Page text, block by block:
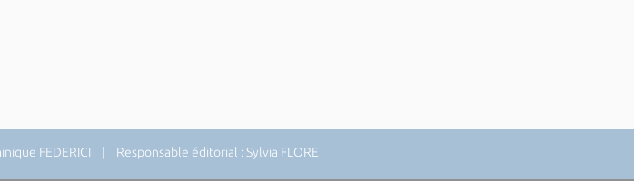
FEDERICI | Responsable éditorial : Sylvia FLORE